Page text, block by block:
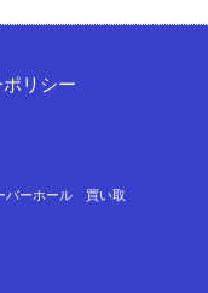
リシー
ーホール 買い取